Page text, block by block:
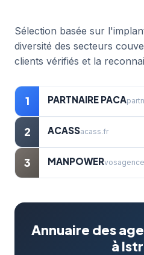
Sélection basée sur
diversité des secteurs
clients vérifiés et la
1 PARTNAIRE PACA
2 ACASSacass.fr
3 MANPOWER
Annuaire des
à